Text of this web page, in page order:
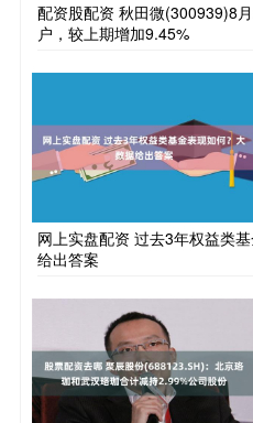
配资股配资 秋田微(300939)8
户，较上期增加9.45%
网上实盘配资 过去3年权益类
给出答案